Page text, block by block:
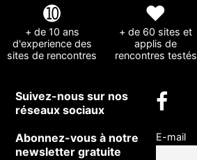
➓
+ de 10 ans
d'experience des
sites de rencontres
❤
+ de 60 sites et
applis de
rencontres testés
Suivez-nous sur nos
réseaux sociaux
Abonnez-vous à notre
newsletter gratuite
E-mail